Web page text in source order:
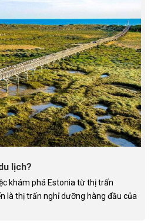
lịch?
khám phá Estonia từ thị trấn
là thị trấn nghỉ dưỡng hàng đầu của